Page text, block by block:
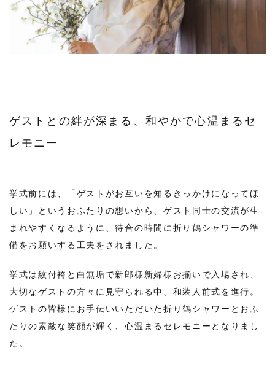
ゲストとの絆が深まる、和やかで心温まるセ
レモニー
挙式前には、「ゲストがお互いを知るきっかけになってほ
しい」というおふたりの想いから、ゲスト同士の交流が生
まれやすくなるように、待合の時間に折り鶴シャワーの準
備をお願いする工夫をされました。
挙式は紋付袴と白無垢で新郎様新婦様お揃いで入場され、
大切なゲストの方々に見守られる中、和装人前式を進行。
ゲストの皆様にお手伝いいただいた折り鶴シャワーとおふ
たりの素敵な笑顔が輝く、心温まるセレモニーとなりまし
た。